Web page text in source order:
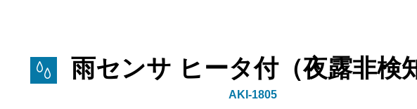
雨センサ ヒータ付（夜露非検
AKI-1805